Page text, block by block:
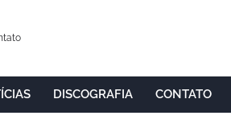
DISCOGRAFIA CONTATO